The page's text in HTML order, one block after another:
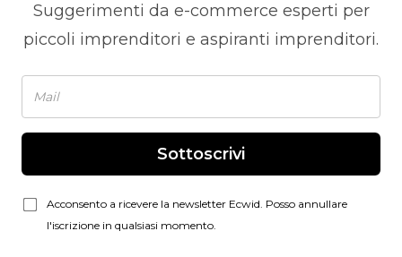
Suggerimenti da e-commerce esperti per
piccoli imprenditori e aspiranti imprenditori.
Sottoscrivi
Acconsento a ricevere la newsletter Ecwid. Posso annullare
l'iscrizione in qualsiasi momento.